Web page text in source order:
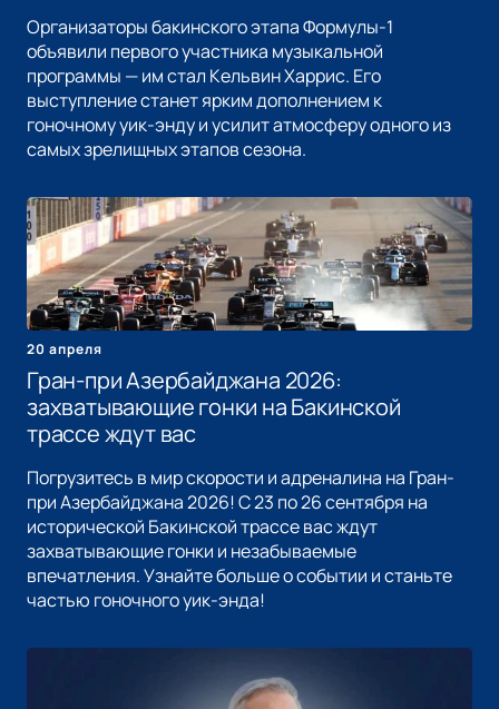
Организаторы бакинского этапа Формулы-1
объявили первого участника музыкальной
программы — им стал Кельвин Харрис. Его
выступление станет ярким дополнением к
гоночному уик-энду и усилит атмосферу одного из
самых зрелищных этапов сезона.
20 апреля
Гран-при Азербайджана 2026:
захватывающие гонки на Бакинской
трассе ждут вас
Погрузитесь в мир скорости и адреналина на Гран-
при Азербайджана 2026! С 23 по 26 сентября на
исторической Бакинской трассе вас ждут
захватывающие гонки и незабываемые
впечатления. Узнайте больше о событии и станьте
частью гоночного уик-энда!